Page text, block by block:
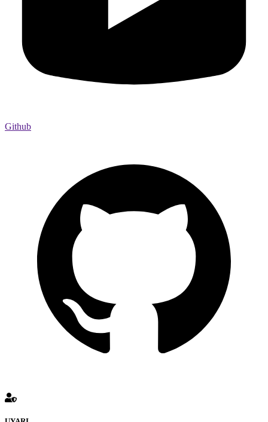
Github